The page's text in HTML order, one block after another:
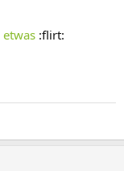
etwas :flirt: